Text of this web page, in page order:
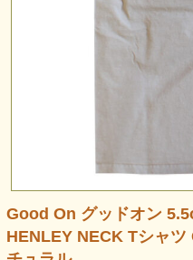
Good On グッドオン
HENLEY NECK Tシャ